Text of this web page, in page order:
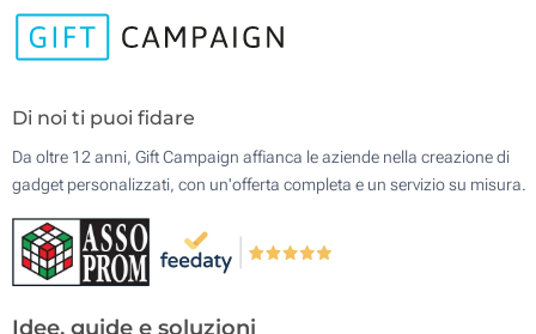
Di noi ti puoi fidare
Da oltre 12 anni, Gift Campaign affianca le aziende nella creazione di
gadget personalizzati, con un'offerta completa e un servizio su misura.
Idee, guide e soluzioni